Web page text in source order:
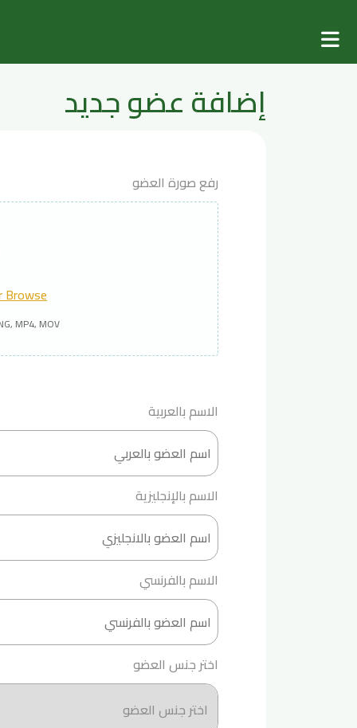
إضافة عضو جديد
رفع صورة العضو
Browse
MP4, MOV
الاسم بالعربية
الاسم بالإنجليزية
الاسم بالفرنسي
اختر جنس العضو